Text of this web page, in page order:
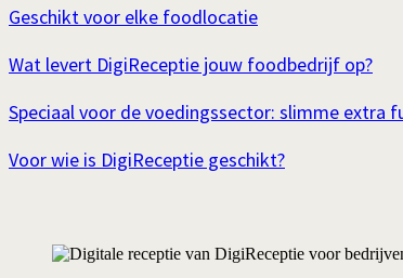
Geschikt voor elke foodlocatie
Wat levert DigiReceptie jouw foodbedrijf op?
Speciaal voor de voedingssector: slimme extra
Voor wie is DigiReceptie geschikt?